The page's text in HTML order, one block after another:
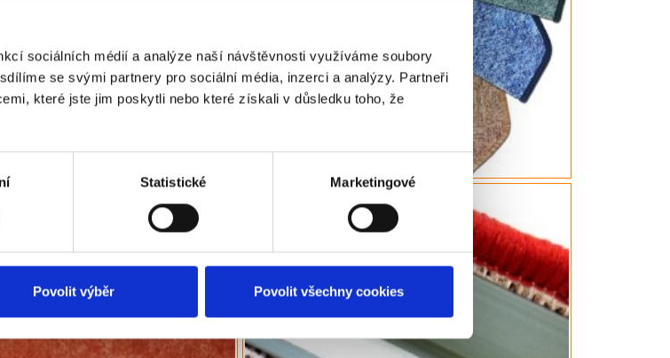
sociálních médií a analýze naší návštěvnosti využíváme soubory
se svými partnery pro sociální média, inzerci a analýzy. Partneři
které jste jim poskytli nebo které získali v důsledku toho, že
Statistické Marketingové
Povolit výběr Povolit všechny cookies